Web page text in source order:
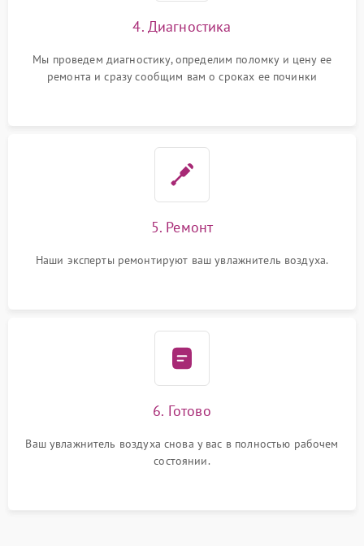
4. Диагностика
Мы проведем диагностику, определим поломку и цену ее
ремонта и сразу сообщим вам о сроках ее починки
5. Ремонт
Наши эксперты ремонтируют ваш увлажнитель воздуха.
6. Готово
Ваш увлажнитель воздуха снова у вас в полностью рабочем
состоянии.